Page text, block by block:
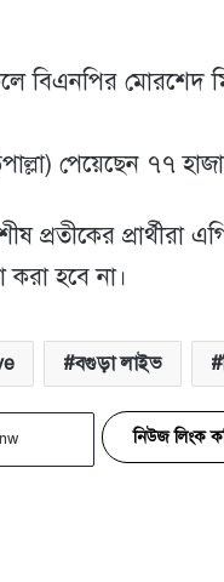
বিএনপির মোরশেদ
পেয়েছেন ৭৭
প্রার্থীরা
করা হবে না।
বগুড়া লাইভ
নিউজ লিংক